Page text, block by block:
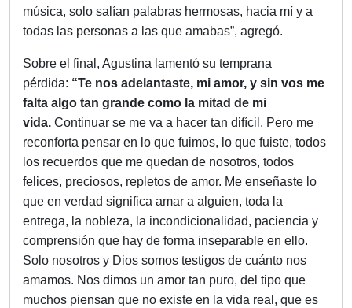
música, solo salían palabras hermosas, hacia mí y a
todas las personas a las que amabas”, agregó.
Sobre el final, Agustina lamentó su temprana
pérdida: “Te nos adelantaste, mi amor, y sin vos me
falta algo tan grande como la mitad de mi
vida. Continuar se me va a hacer tan difícil. Pero me
reconforta pensar en lo que fuimos, lo que fuiste, todos
los recuerdos que me quedan de nosotros, todos
felices, preciosos, repletos de amor. Me enseñaste lo
que en verdad significa amar a alguien, toda la
entrega, la nobleza, la incondicionalidad, paciencia y
comprensión que hay de forma inseparable en ello.
Solo nosotros y Dios somos testigos de cuánto nos
amamos. Nos dimos un amor tan puro, del tipo que
muchos piensan que no existe en la vida real, que es